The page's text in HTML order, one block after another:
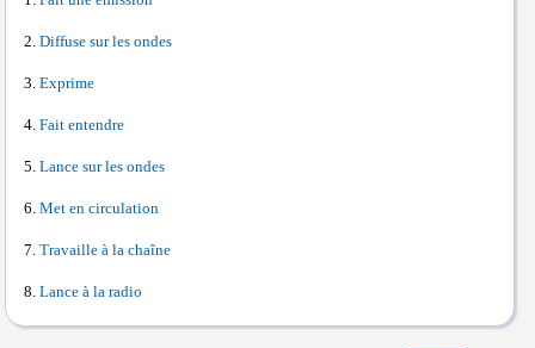
Diffuse sur les ondes
Exprime
Fait entendre
Lance sur les ondes
Met en circulation
Travaille à la chaîne
Lance à la radio